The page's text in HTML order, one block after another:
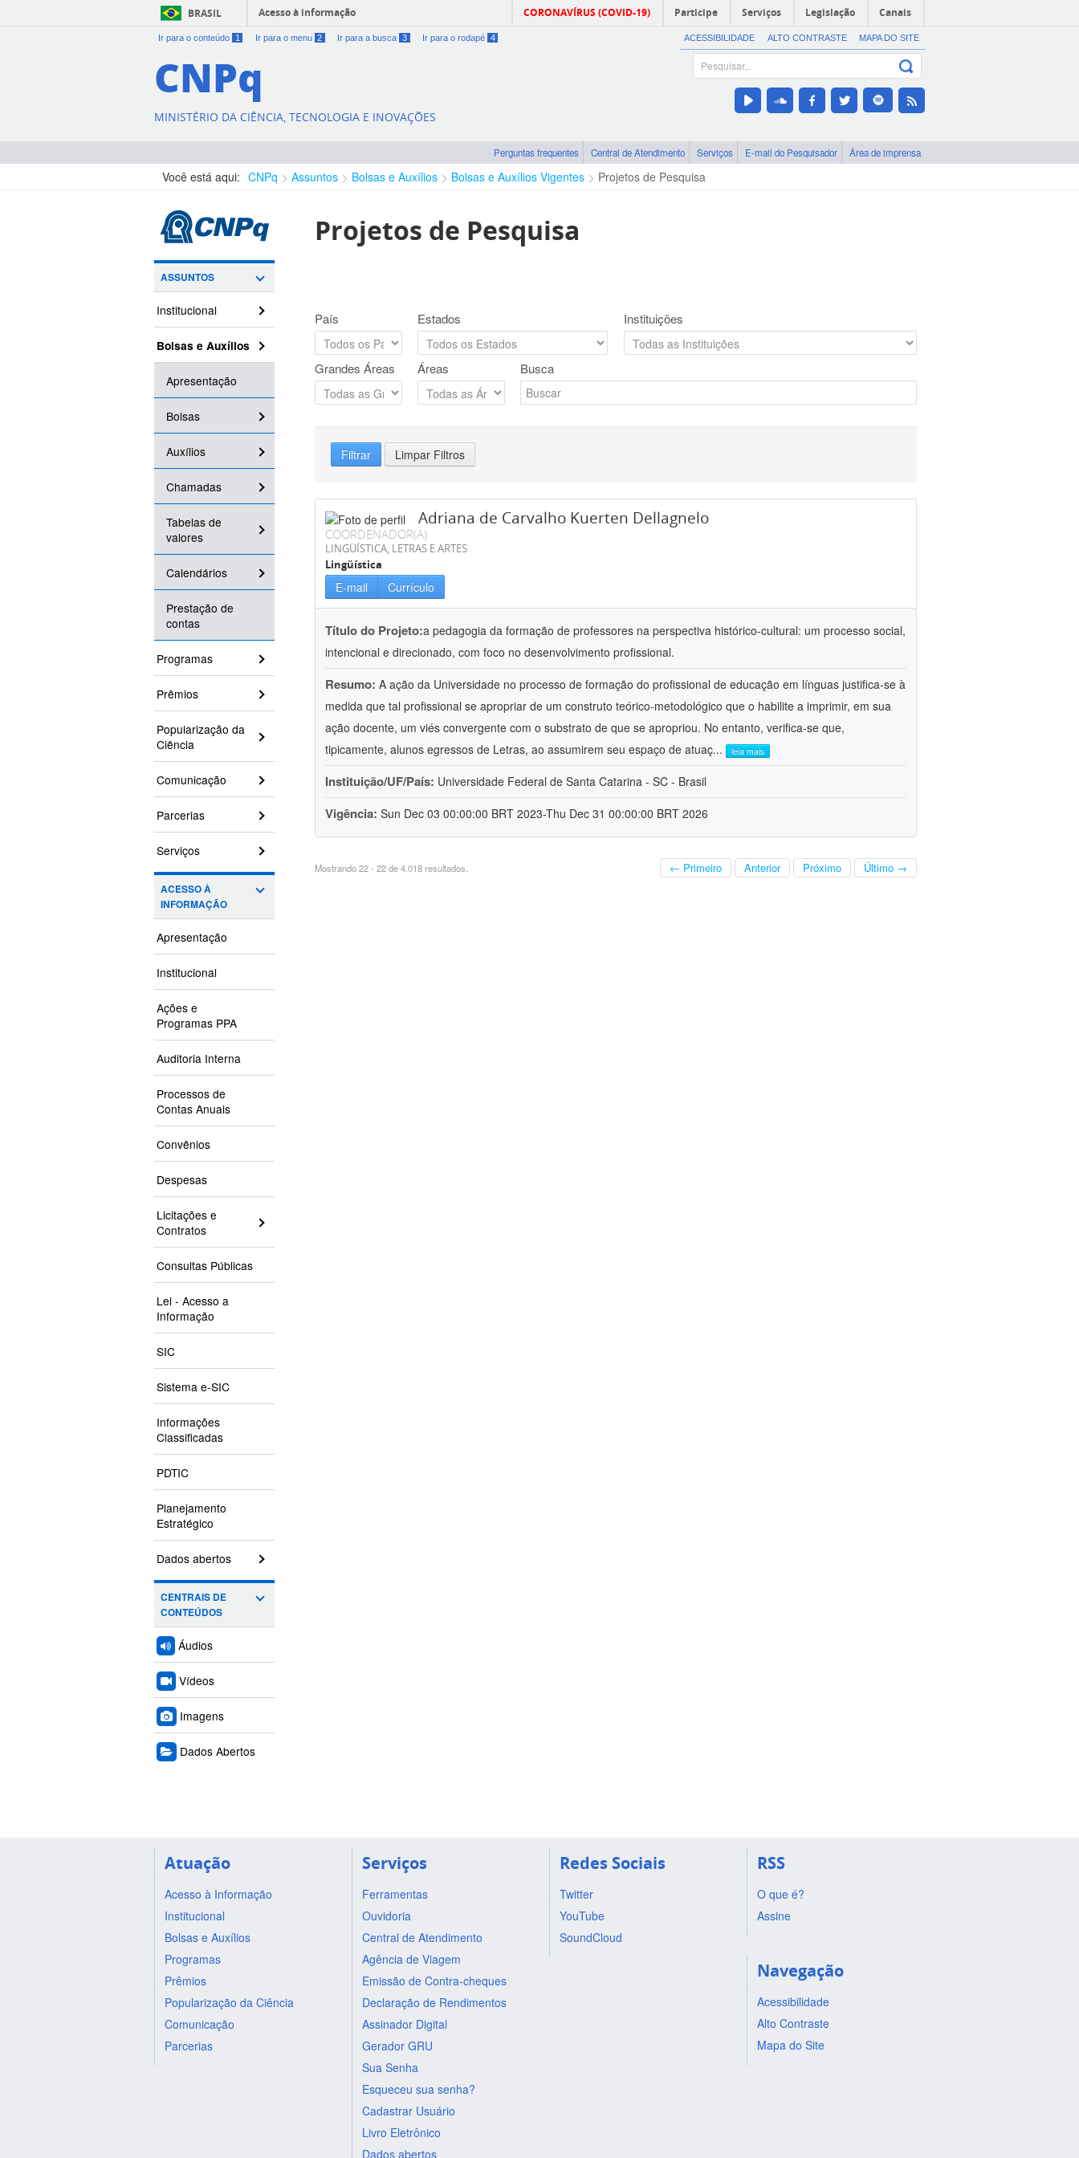
BRASIL Acesso à informação CORONAVÍRUS (COVID-19) Participe Serviços Legislação Canais
Ir para o conteúdo 1 Ir para o menu 2 Ir para a busca 3 Ir para o rodapé 4 ACESSIBILIDADE ALTO CONTRASTE MAPA DO SITE
CNPq
MINISTÉRIO DA CIÊNCIA, TECNOLOGIA E INOVAÇÕES
Perguntas frequentes Central de Atendimento Serviços E-mail do Pesquisador Área de imprensa
Você está aqui: CNPq Assuntos Bolsas e Auxílios Bolsas e Auxílios Vigentes Projetos de Pesquisa
ASSUNTOS
Institucional
Bolsas e Auxílios
Apresentação
Bolsas
Auxílios
Chamadas
Tabelas de
valores
Calendários
Prestação de
contas
Programas
Prêmios
Popularização da
Ciência
Comunicação
Parcerias
Serviços
ACESSO À
INFORMAÇÃO
Apresentação
Institucional
Ações e
Programas PPA
Auditoria Interna
Processos de
Contas Anuais
Convênios
Despesas
Licitações e
Contratos
Consultas Públicas
Lei - Acesso a
Informação
SIC
Sistema e-SIC
Informações
Classificadas
PDTIC
Planejamento
Estratégico
Dados abertos
CENTRAIS DE
CONTEÚDOS
Áudios
Vídeos
Imagens
Dados Abertos
Projetos de Pesquisa
País Estados Instituições
Grandes Áreas Áreas Busca
Filtrar Limpar Filtros
Adriana de Carvalho Kuerten Dellagnelo
COORDENADOR(A)
LINGÜÍSTICA, LETRAS E ARTES
Lingüística
E-mail Currículo
Título do Projeto:a pedagogia da formação de professores na perspectiva histórico-cultural: um processo social,
intencional e direcionado, com foco no desenvolvimento profissional.
Resumo: A ação da Universidade no processo de formação do profissional de educação em línguas justifica-se à
medida que tal profissional se apropriar de um construto teórico-metodológico que o habilite a imprimir, em sua
ação docente, um viés convergente com o substrato de que se apropriou. No entanto, verifica-se que,
tipicamente, alunos egressos de Letras, ao assumirem seu espaço de atuaç... leia mais
Instituição/UF/País: Universidade Federal de Santa Catarina - SC - Brasil
Vigência: Sun Dec 03 00:00:00 BRT 2023-Thu Dec 31 00:00:00 BRT 2026
Mostrando 22 - 22 de 4.018 resultados. ← Primeiro Anterior Próximo Último →
Atuação
Acesso à Informação
Institucional
Bolsas e Auxílios
Programas
Prêmios
Popularização da Ciência
Comunicação
Parcerias
Serviços
Ferramentas
Ouvidoria
Central de Atendimento
Agência de Viagem
Emissão de Contra-cheques
Declaração de Rendimentos
Assinador Digital
Gerador GRU
Sua Senha
Esqueceu sua senha?
Cadastrar Usuário
Livro Eletrônico
Dados abertos
Redes Sociais
Twitter
YouTube
SoundCloud
RSS
O que é?
Assine
Navegação
Acessibilidade
Alto Contraste
Mapa do Site